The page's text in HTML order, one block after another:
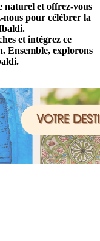
naturel et offrez-vous
nous pour célébrer la
et intégrez ce
Ensemble, explorons